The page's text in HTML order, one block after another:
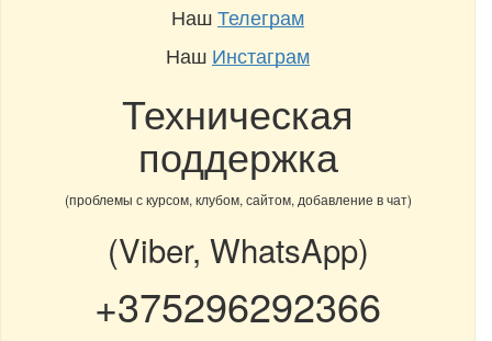
НашТелеграм
Наш Инстаграм
Техническая
поддержка
(проблемы с курсом, клубом, сайтом, добавление в чат)
(Viber, WhatsApp)
+375296292366